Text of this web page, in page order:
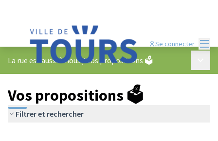
Se connecter
La rue est aussi à nous/Vos propositions 🗳️
Vos propositions 🗳️
Filtrer et rechercher